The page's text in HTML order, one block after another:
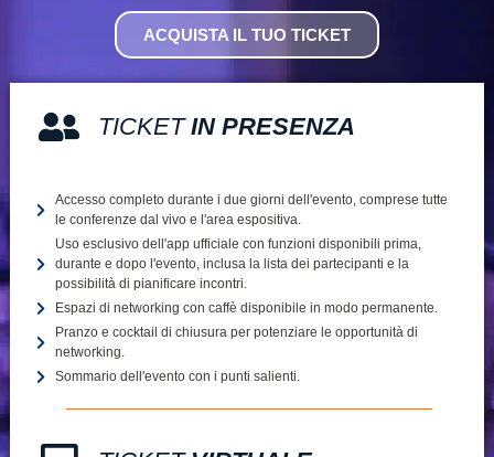
ACQUISTA IL TUO TICKET
TICKETIN PRESENZA
Accesso completo durante i due giorni dell'evento, comprese tutte
le conferenze dal vivo e l'area espositiva.
Uso esclusivo dell'app ufficiale con funzioni disponibili prima,
durante e dopo l'evento, inclusa la lista dei partecipanti e la
possibilità di pianificare incontri.
Espazi di networking con caffè disponibile in modo permanente.
Pranzo e cocktail di chiusura per potenziare le opportunità di
networking.
Sommario dell'evento con i punti salienti.